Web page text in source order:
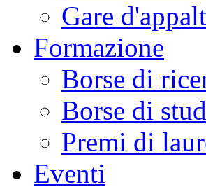
Gare
Formazione
Borse di
Borse di
Premi di
Eventi